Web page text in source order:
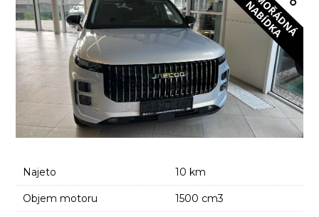
Najeto 10 km
Objem motoru 1500 cm3